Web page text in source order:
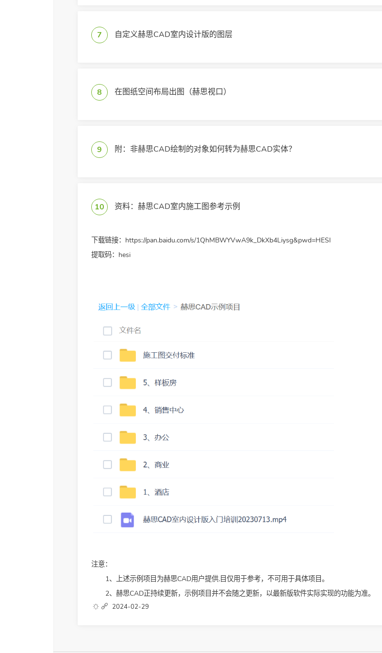
7 自定义赫思CAD室内设计版的图层
8 在图纸空间布局出图（赫思视口）
9 附：非赫思CAD绘制的对象如何转为赫思CAD实体？
10 资料：赫思CAD室内施工图参考示例
下载链接： https://pan.baidu.com/s/1QhMBWYVwA9k_DkXb4Liysg&pwd=HESI
提取码：hesi
注意：
1、上述示例项目为赫思CAD用户提供,目仅用于参考，不可用于具体项目。
2、赫思CAD正持续更新，示例项目并不会随之更新，以最新版软件实际实现的功能为准。
2024-02-29